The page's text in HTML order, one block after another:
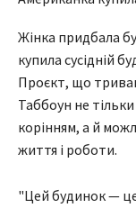
Жінка придбала
купила сусідній
Проєкт, що
Таббоун не
корінням, а й
життя і роботи.
"Цей будинок —